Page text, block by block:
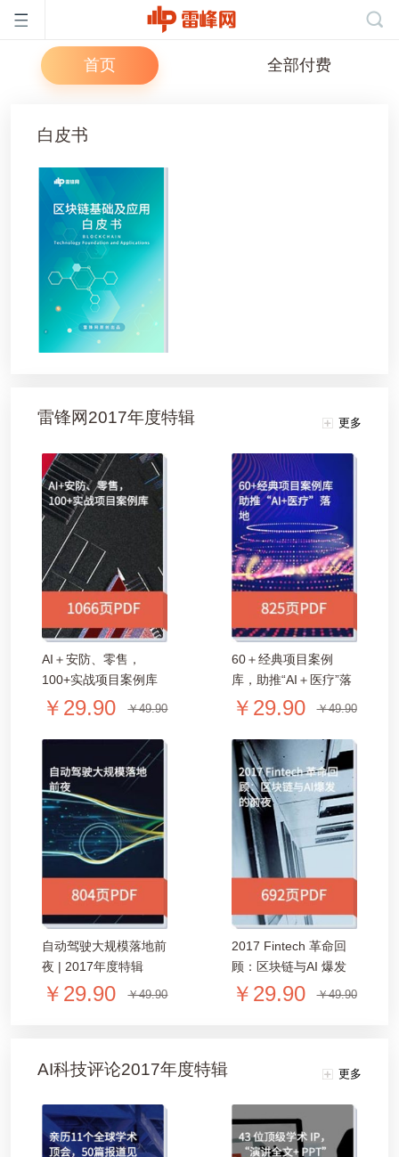
页
雷
峰
公
课
活
动
中
心
专
题
爱
机
首页 全部付费
白皮书
雷锋网2017年度特辑 更多
AI＋安防、零售，
100+实战项目案例库
「1066页PDF」
￥29.90 ￥49.90
60＋经典项目案例
库，助推“AI＋医疗”落
地 | 2017年度特辑
￥29.90 ￥49.90
自动驾驶大规模落地前
夜 | 2017年度特辑
「804页PDF」
￥29.90 ￥49.90
2017 Fintech 革命回
顾：区块链与AI 爆发
的前夜 | 2017年度特
￥29.90 ￥49.90
AI科技评论2017年度特辑 更多